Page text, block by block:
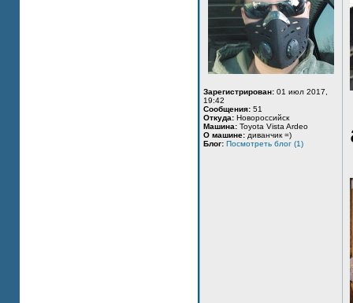
Зарегистрирован: 01 июл 2017,
19:42
Сообщения: 51
Откуда: Новороссийск
Машина: Toyota Vista Ardeo
О машине: диванчик =)
Блог: Посмотреть блог (1)